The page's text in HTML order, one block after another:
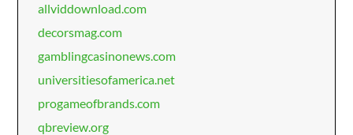
allviddownload.com
decorsmag.com
gamblingcasinonews.com
universitiesofamerica.net
progameofbrands.com
qbreview.org